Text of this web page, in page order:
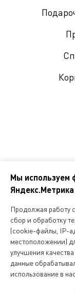
соцсетях
Копирование и
допускается
Мы используем
Продолжая работу
сбор и обработку
(cookie-файлы, IP-
местоположении)
улучшения
данные
использование в